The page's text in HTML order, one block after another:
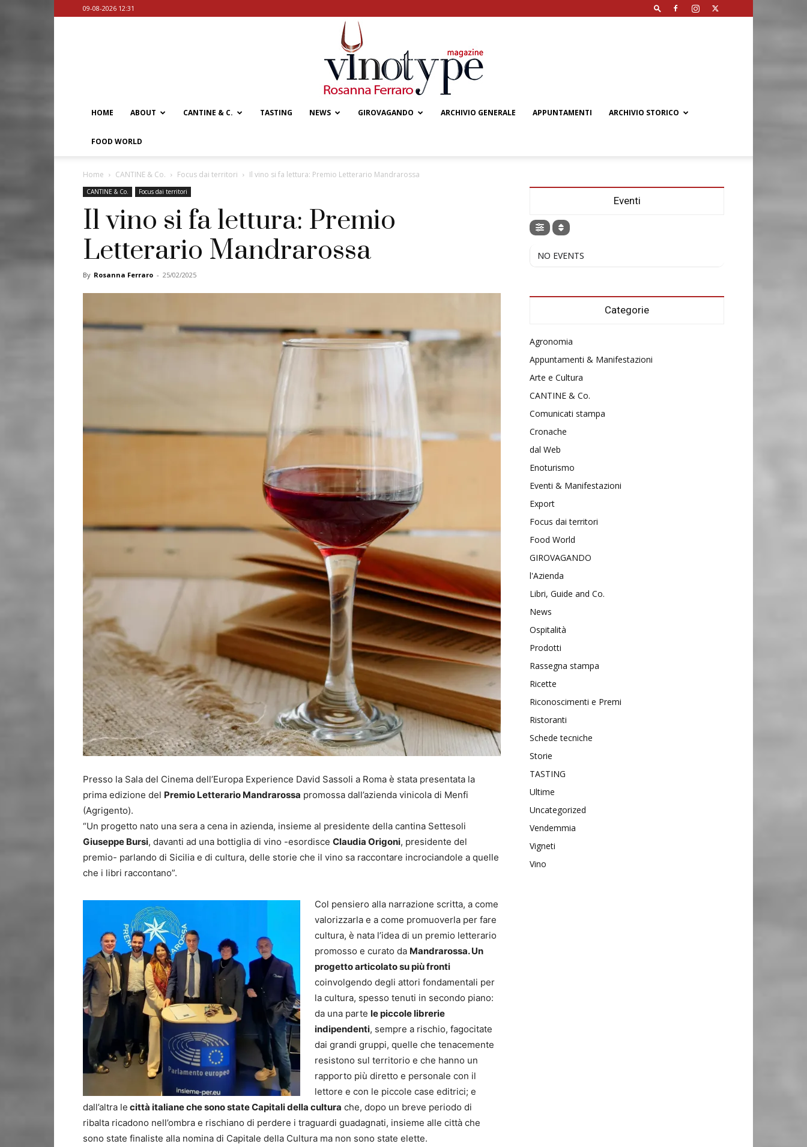
09-08-2026 12:31
HOME ABOUT CANTINE & C. TASTING NEWS GIROVAGANDO ARCHIVIO GENERALE APPUNTAMENTI ARCHIVIO STORICO
FOOD WORLD
Home CANTINE & Co. Focus dai territori Il vino si fa lettura: Premio Letterario Mandrarossa
CANTINE & Co. Focus dai territori
Il vino si fa lettura: Premio
Letterario Mandrarossa
By Rosanna Ferraro - 25/02/2025
Presso la Sala del Cinema dell’Europa Experience David Sassoli a Roma è stata presentata la
prima edizione del Premio Letterario Mandrarossa promossa dall’azienda vinicola di Menfi
(Agrigento).
“Un progetto nato una sera a cena in azienda, insieme al presidente della cantina Settesoli
Giuseppe Bursi, davanti ad una bottiglia di vino -esordisce Claudia Origoni, presidente del
premio- parlando di Sicilia e di cultura, delle storie che il vino sa raccontare incrociandole a quelle
che i libri raccontano”.
Col pensiero alla narrazione scritta, a come
valorizzarla e a come promuoverla per fare
cultura, è nata l’idea di un premio letterario
promosso e curato da Mandrarossa. Un
progetto articolato su più fronti
coinvolgendo degli attori fondamentali per
la cultura, spesso tenuti in secondo piano:
da una parte le piccole librerie
indipendenti, sempre a rischio, fagocitate
dai grandi gruppi, quelle che tenacemente
resistono sul territorio e che hanno un
rapporto più diretto e personale con il
lettore e con le piccole case editrici; e
dall’altra le città italiane che sono state Capitali della cultura che, dopo un breve periodo di
ribalta ricadono nell’ombra e rischiano di perdere i traguardi guadagnati, insieme alle città che
sono state finaliste alla nomina di Capitale della Cultura ma non sono state elette.
Eventi
NO EVENTS
Categorie
Agronomia
Appuntamenti & Manifestazioni
Arte e Cultura
CANTINE & Co.
Comunicati stampa
Cronache
dal Web
Enoturismo
Eventi & Manifestazioni
Export
Focus dai territori
Food World
GIROVAGANDO
l'Azienda
Libri, Guide and Co.
News
Ospitalità
Prodotti
Rassegna stampa
Ricette
Riconoscimenti e Premi
Ristoranti
Schede tecniche
Storie
TASTING
Ultime
Uncategorized
Vendemmia
Vigneti
Vino